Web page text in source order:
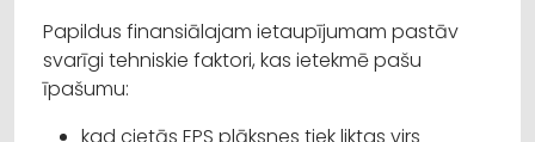
Papildus finansiālajam ietaupījumam pastāv
svarīgi tehniskie faktori, kas ietekmē pašu
īpašumu: